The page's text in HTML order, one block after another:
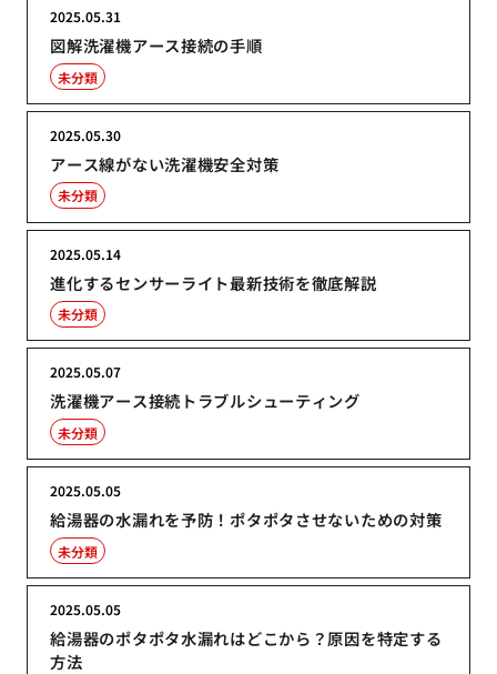
図解洗濯機アース接続の手順
2025.05.31
未分類
アース線がない洗濯機安全対策
2025.05.30
未分類
進化するセンサーライト最新技術を徹底解説
2025.05.14
未分類
洗濯機アース接続トラブルシューティング
2025.05.07
未分類
給湯器の水漏れを予防！ポタポタさせないための対策
2025.05.05
未分類
給湯器のポタポタ水漏れはどこから？原因を特定する
方法
2025.05.05